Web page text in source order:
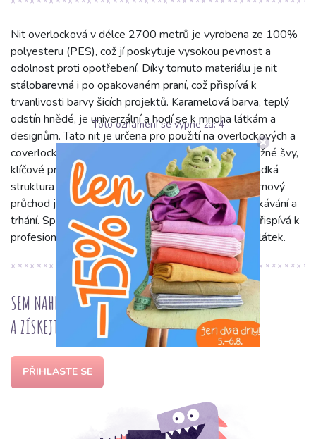
Nit overlocková v délce 2700 metrů je vyrobena ze 100%
polyesteru (PES), což jí poskytuje vysokou pevnost a
odolnost proti opotřebení. Díky tomuto materiálu je nit
stálobarevná i po opakovaném praní, což přispívá k
trvanlivosti barvy šicích projektů. Karamelová barva, teplý
odstín hnědé, je univerzální a hodí se k mnoha látkám a
designům. Tato nit je určena pro použití na overlockových a
coverlockových šicích strojích, kde tvoří pevné a pružné švy,
klíčové pro úpravu oděvů a bytového textilu. Její hladká
struktura a konzistentní tloušťka zajišťují bezproblémový
průchod jehlou a smyčkovači, čímž minimalizují zasekávání a
trhání. Spolehlivě zabraňuje třepení okrajů látky a přispívá k
profesionálnímu vzhledu. Vhodná pro všechny typy látek.
SEM NAHRAJTE FOTKU
A ZÍSKEJTE
50 bodůdo věrnostního programu
PŘIHLASTE SE
Toto oznámení se vypne za:4